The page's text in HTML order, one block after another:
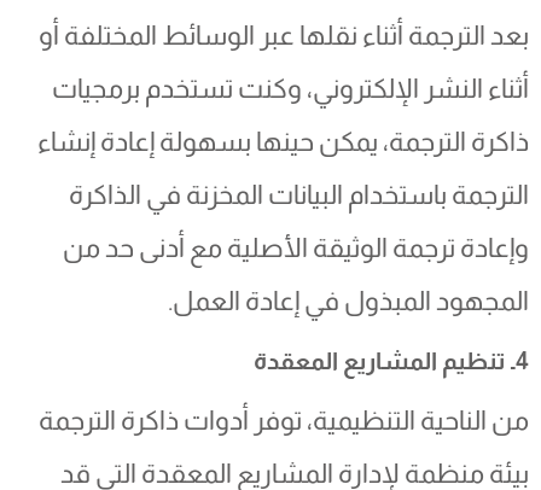
بعد الترجمة أثناء نقلها عبر الوسائط المختلفة أو
أثناء النشر الإلكتروني، وكنت تستخدم برمجيات
ذاكرة الترجمة، يمكن حينها بسهولة إعادة إنشاء
الترجمة باستخدام البيانات المخزنة في الذاكرة
وإعادة ترجمة الوثيقة الأصلية مع أدنى حد من
المجهود المبذول في إعادة العمل.
4ـ تنظيم المشاريع المعقدة
من الناحية التنظيمية، توفر أدوات ذاكرة الترجمة
بيئة منظمة لإدارة المشاريع المعقدة التي قد